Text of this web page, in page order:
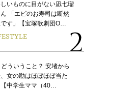
いものに目がない凪七瑠
「エビのお寿司は断然
す」【宝塚歌劇団O…
どういうこと？ 安堵から
女の勘はほぼほぼ当た
【中学生ママ（40…